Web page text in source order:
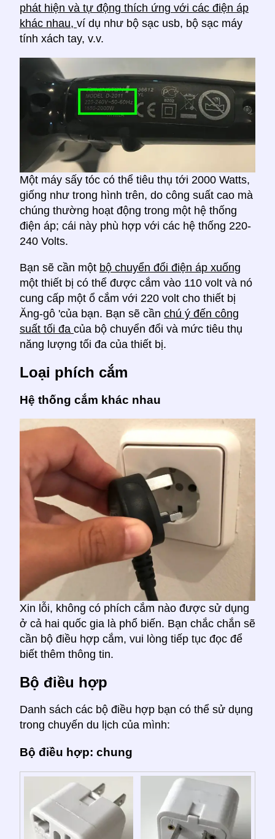
phát hiện và tự động thích ứng với các điện áp
khác nhau, ví dụ như bộ sạc usb, bộ sạc máy
tính xách tay, v.v.
Một máy sấy tóc có thể tiêu thụ tới 2000 Watts,
giống như trong hình trên, do công suất cao mà
chúng thường hoạt động trong một hệ thống
điện áp; cái này phù hợp với các hệ thống 220-
240 Volts.
Bạn sẽ cần một bộ chuyển đổi điện áp xuống
một thiết bị có thể được cắm vào 110 volt và nó
cung cấp một ổ cắm với 220 volt cho thiết bị
Ăng-gô 'của bạn. Bạn sẽ cần chú ý đến công
suất tối đa của bộ chuyển đổi và mức tiêu thụ
năng lượng tối đa của thiết bị.
Loại phích cắm
Hệ thống cắm khác nhau
Xin lỗi, không có phích cắm nào được sử dụng
ở cả hai quốc gia là phổ biến. Bạn chắc chắn sẽ
cần bộ điều hợp cắm, vui lòng tiếp tục đọc để
biết thêm thông tin.
Bộ điều hợp
Danh sách các bộ điều hợp bạn có thể sử dụng
trong chuyến du lịch của mình:
Bộ điều hợp: chung